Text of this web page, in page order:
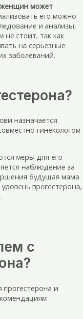
женщин может
его можно
и анализы,
не стоит, так как
на серьезные
заболеваний.
назначается
гинекологом
меры для его
наблюдение за
будущая мама
прогестерона,
с
и